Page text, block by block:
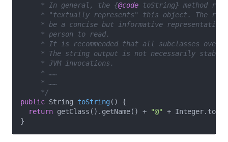
     * In general, the {
@code toString} method
* "textually represents" this object. The
* be a concise but informative representation
     * person to read.
* It is recommended that all subclasses
* The string output is not necessarily stable
     * JVM invocations.
     * ……
     * ……
     */
public String toString ()
{
return getClass().getName() + "@"
+